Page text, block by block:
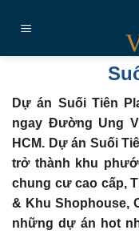
đến
Dự án Suối Tiên
ngay Đường Ung
HCM. Dự án Suối
trở thành khu
chung cư cao cấp,
& Khu Shophouse,
những dự án hot